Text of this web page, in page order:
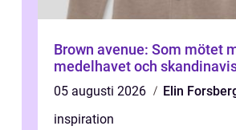
Brown avenue: Som mötet
medelhavet och
05 augusti 2026
Elin
inspiration